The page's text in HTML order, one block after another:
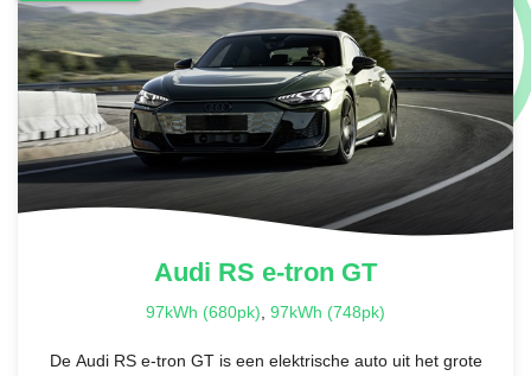
Audi RS e-tron GT
97kWh (680pk) 97kWh (748pk)
De Audi RS e-tron GT is een elektrische auto uit het grote